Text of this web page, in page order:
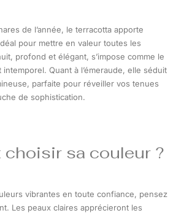
de l’année, le terracotta apporte
pour mettre en valeur toutes les
profond et élégant, s’impose comme le
Quant à l’émeraude, elle séduit
parfaite pour réveiller vos tenues
de sophistication.
choisir sa couleur ?
vibrantes en toute confiance, pensez
Les peaux claires apprécieront les